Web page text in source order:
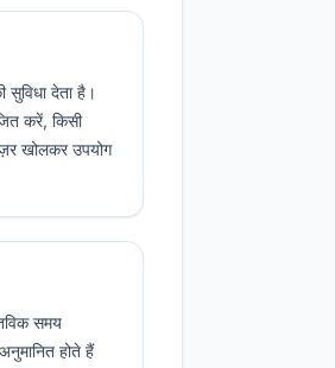
देता है।
करें, किसी
खोलकर उपयोग
समय
होते हैं